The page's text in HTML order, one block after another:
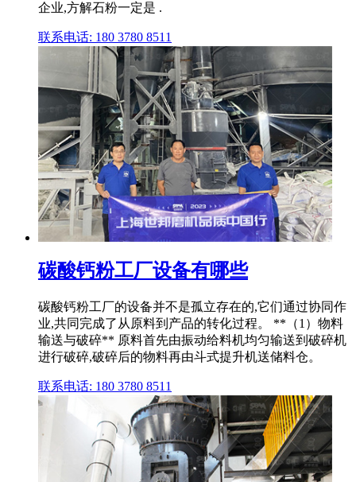
企业,方解石粉一定是 .
联系电话: 180 3780 8511
碳酸钙粉工厂设备有哪些
碳酸钙粉工厂的设备并不是孤立存在的,它们通过协同作
业,共同完成了从原料到产品的转化过程。 **（1）物料
输送与破碎** 原料首先由振动给料机均匀输送到破碎机
进行破碎,破碎后的物料再由斗式提升机送储料仓。
联系电话: 180 3780 8511